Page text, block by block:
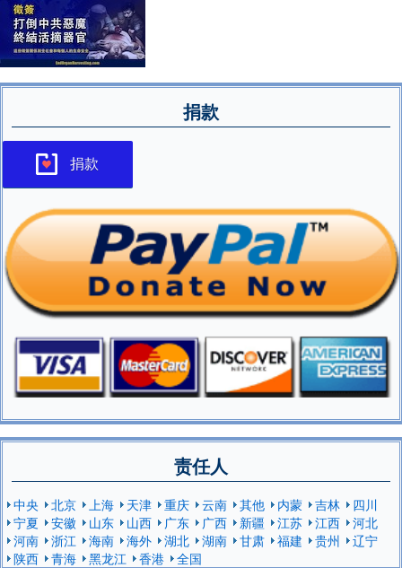
捐款
捐款
责任人
中央 北京 上海 天津 重庆 云南 其他 内蒙 吉林
四川
宁夏
安徽 山东 山西 广东 广西 新疆 江苏 江西
河北
河南
浙江 海南 海外 湖北 湖南 甘肃 福建 贵州
辽宁
陕西
青海 黑龙江 香港 全国